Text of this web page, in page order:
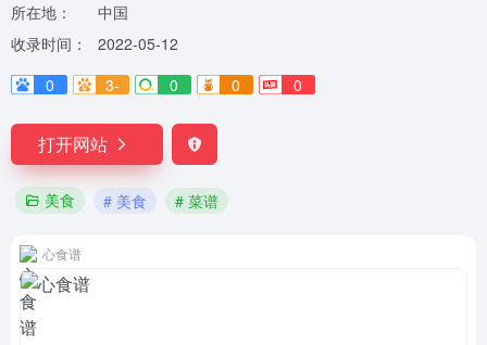
所在地：
中国
收录时间：
2022-05-12
0
3- 0 0 0
打开网站
美食 # 美食 # 菜谱
心食谱